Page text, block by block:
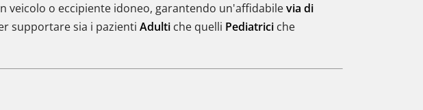
veicolo o eccipiente idoneo, garantendo un'affidabilevia di
supportare sia i pazienti Adulti che quelli Pediatrici che